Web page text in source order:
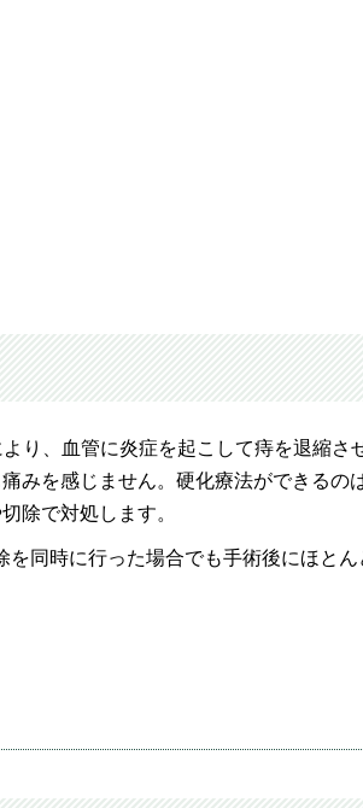
り、血管に炎症を起こして痔を退縮さ
みを感じません。硬化療法ができるの
除で対処します。
同時に行った場合でも手術後にほと